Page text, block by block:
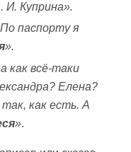
И. Куприна».
паспорту я
».
как всё-таки
Елена?
как есть. А
».